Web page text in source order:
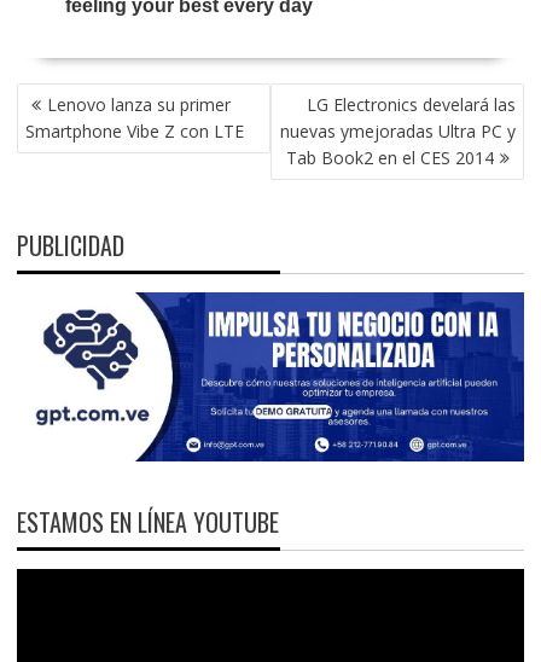
NAVEGACIÓN
DE
ENTRADAS
Lenovo lanza su primer
Smartphone Vibe Z con LTE
LG Electronics develará las
nuevas ymejoradas Ultra PC y
Tab Book2 en el CES 2014
PUBLICIDAD
ESTAMOS EN LÍNEA YOUTUBE